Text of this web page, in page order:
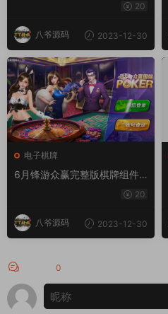
20
八爷源码 2023-12-30
电子棋牌
6月锋游众赢完整版棋牌组件
20
八爷源码 2023-12-30
0